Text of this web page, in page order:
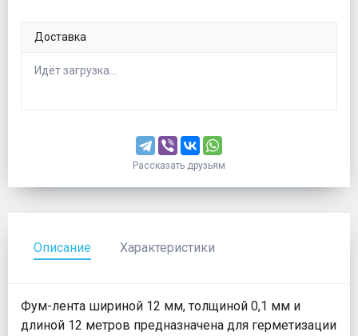
Доставка
Идёт загрузка...
Рассказать друзьям
Описание Характеристики
Фум-лента шириной 12 мм, толщиной 0,1 мм и
длиной 12 метров предназначена для герметизации